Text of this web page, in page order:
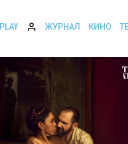
PLAY ЖУРНАЛ КИНО